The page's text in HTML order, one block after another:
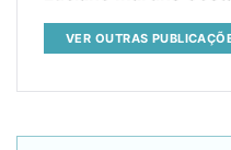
VER OUTRAS